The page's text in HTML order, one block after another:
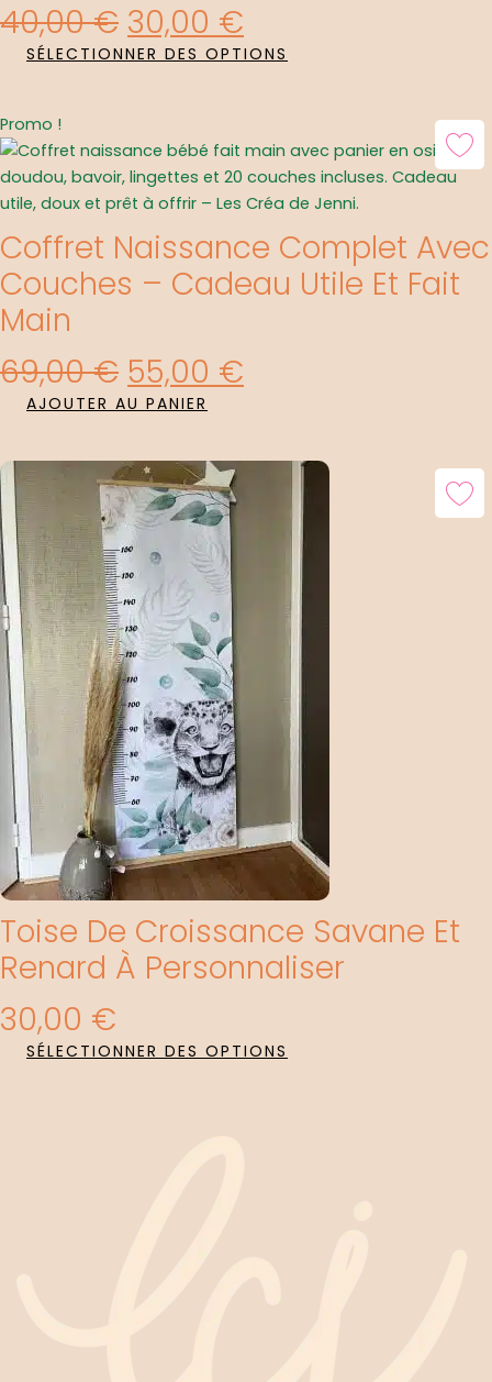
40,00€ 30,00 €
SÉLECTIONNER DES OPTIONS
Promo !
Coffret Naissance Complet Avec
Couches – Cadeau Utile Et Fait
Main
69,00€
Prix
Initial
Était :
69,00 €.
55,00 €
Prix
Actuel
Est :
55,00 €.
AJOUTER AU PANIER
Toise De Croissance Savane Et
Renard À Personnaliser
30,00 €
SÉLECTIONNER DES OPTIONS